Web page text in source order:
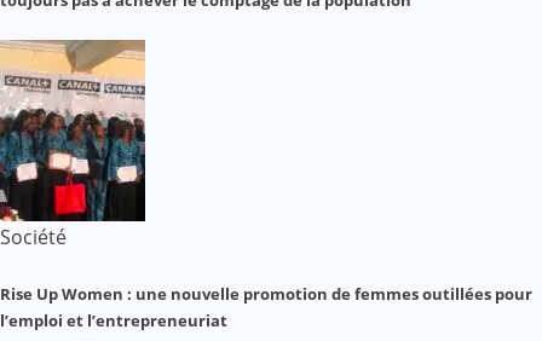
Société
Rise Up Women : une nouvelle promotion de femmes outillées pour
l’emploi et l’entrepreneuriat